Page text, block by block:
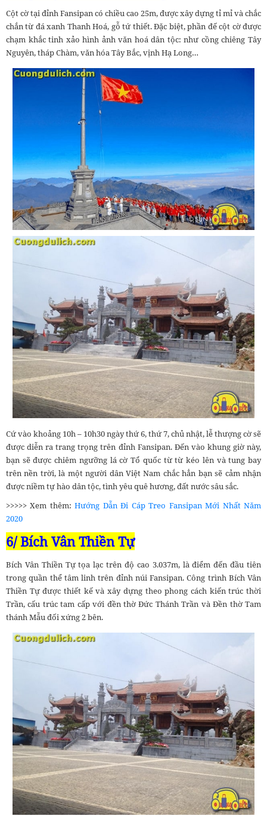
Cột cờ tại đỉnh Fansipan có chiều cao 25m, được xây dựng tỉ mỉ và chắc
chắn từ đá xanh Thanh Hoá, gỗ tứ thiết. Đặc biệt, phần đế cột cờ được
chạm khắc tinh xảo hình ảnh văn hoá dân tộc: như cồng chiêng Tây
Nguyên, tháp Chàm, văn hóa Tây Bắc, vịnh Hạ Long…
Cứ vào khoảng 10h – 10h30 ngày thứ 6, thứ 7, chủ nhật, lễ thượng cờ sẽ
được diễn ra trang trọng trên đỉnh Fansipan. Đến vào khung giờ này,
bạn sẽ được chiêm ngưỡng lá cờ Tổ quốc từ từ kéo lên và tung bay
trên nền trời, là một người dân Việt Nam chắc hẳn bạn sẽ cảm nhận
được niềm tự hào dân tộc, tình yêu quê hương, đất nước sâu sắc.
>>>>> Xem thêm:Hướng Dẫn Đi Cáp Treo Fansipan Mới Nhất Năm
2020
6/ Bích Vân Thiền Tự
Bích Vân Thiền Tự tọa lạc trên độ cao 3.037m, là điểm đến đầu tiên
trong quần thể tâm linh trên đỉnh núi Fansipan. Công trình Bích Vân
Thiền Tự được thiết kế và xây dựng theo phong cách kiến trúc thời
Trần, cấu trúc tam cấp với đền thờ Đức Thánh Trần và Đền thờ Tam
thánh Mẫu đối xứng 2 bên.